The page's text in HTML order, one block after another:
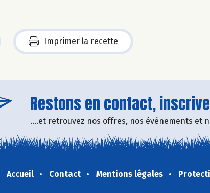
Imprimer la recette
Restons en contact,
....et retrouvez nos offres, nos événements et
Accueil Contact Mentions légales